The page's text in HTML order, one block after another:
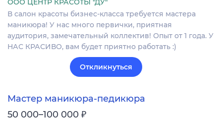
ООО ЦЕНТР КРАСОТЫ "ДУ"
В салон красоты бизнес-класса требуется мастера
маникюра! У нас много первички, приятная
аудитория, замечательный коллектив! Опыт от 1 года. У
НАС КРАСИВО, вам будет приятно работать :)
Откликнуться
Мастер маникюра-педикюра
50 000–100 000 ₽